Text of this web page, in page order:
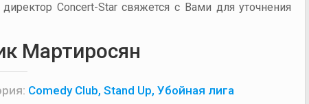
Concert-Star свяжется с Вами для уточнения
Мартиросян
Comedy Club, Stand Up, Убойная лига